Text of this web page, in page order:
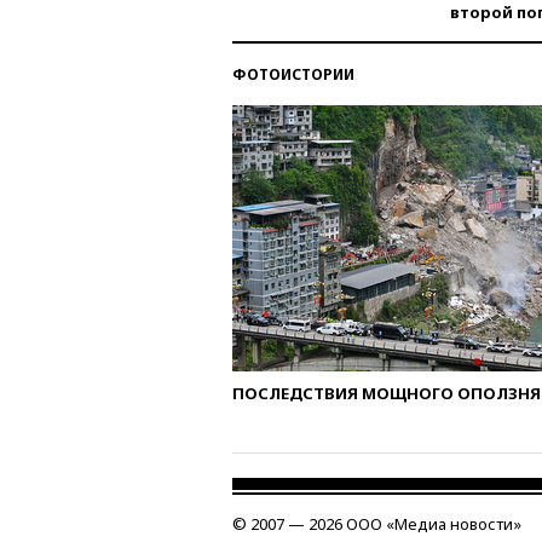
второй
ФОТОИСТОРИИ
ПОСЛЕДСТВИЯ МОЩНОГО ОПОЛЗНЯ
© 2007 — 2026 ООО «Медиа новости»